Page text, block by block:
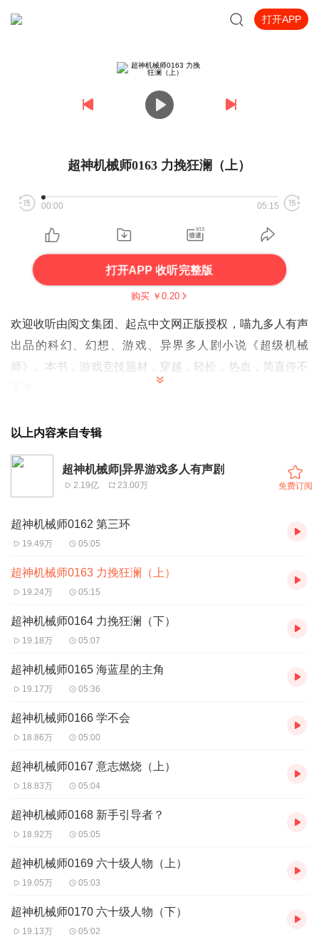
打开APP
超神机械师0163 力挽狂澜（上）
00:00 05:15
打开APP 收听完整版
购买 ￥ 0.20
欢迎收听由阅文集团、起点中文网正版授权，喵九多人有声
出品的科幻、幻想、游戏、异界多人剧小说《超级机械
师》。本书，游戏竞技题材，穿越，轻松，热血，简直停不
更新说明：每日12:00更新2集，不定期爆更。
(订阅+关注，更新每日提醒，不错过每一次爆更福利~）
【故事简介】
韩萧，《星海》骨灰级代练，被来自东（zuo）方（zhe）
的神秘力量扔进穿越大军，携带玩家面板变成NPC，回到
战舰列队纵横星海，星辰机甲夭矫如龙，幽能炮毁天灭地，
一人，即是军团！
如果不是玩家出现，本书就是正经严肃的穿越异界题材......
【制作团队】
出品：喵九娱乐
编剧：喵三岁
主播：七言、伊小爱、阿宽、喵九、顺子、林子等
以上内容来自专辑
超神机械师|异界游戏多人有声剧
2.19亿 23.00万 免费订阅
超神机械师0162 第三环
19.49万 05:05
超神机械师0163 力挽狂澜（上）
19.24万 05:15
超神机械师0164 力挽狂澜（下）
19.18万 05:07
超神机械师0165 海蓝星的主角
19.17万 05:36
超神机械师0166 学不会
18.86万 05:00
超神机械师0167 意志燃烧（上）
18.83万 05:04
超神机械师0168 新手引导者？
18.92万 05:05
超神机械师0169 六十级人物（上）
19.05万 05:03
超神机械师0170 六十级人物（下）
19.13万 05:02